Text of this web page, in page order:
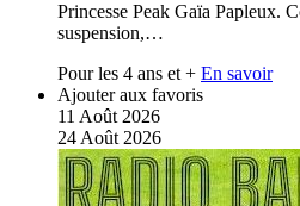
Princesse Peak Gaïa Papleux.
suspension,…
Pour les 4 ans et + En savoir
Ajouter aux favoris
11 Août 2026
24 Août 2026